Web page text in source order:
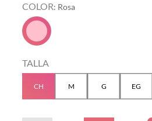
COLOR: Rosa
TALLA
CH M G EG